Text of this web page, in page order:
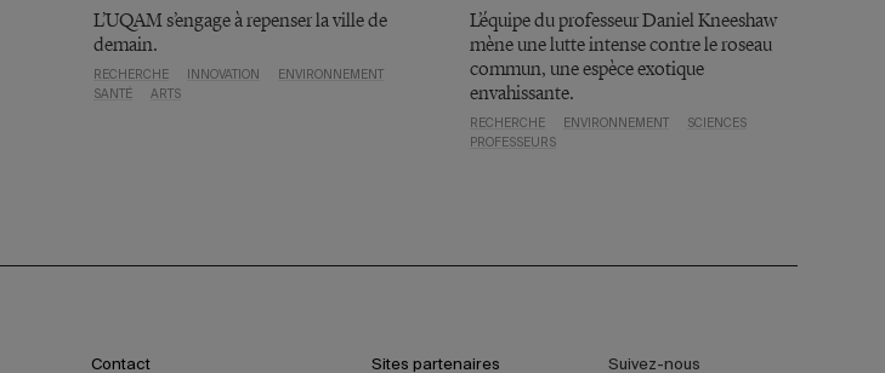
L’UQAM s’engage à repenser la ville de
demain.
RECHERCHE INNOVATION
ENVIRONNEMENT
SANTÉ
ARTS
L’équipe du professeur Daniel Kneeshaw
mène une lutte intense contre le roseau
commun, une espèce exotique
envahissante.
RECHERCHE ENVIRONNEMENT
SCIENCES
PROFESSEURS
Contact Sites partenaires Suivez-nous